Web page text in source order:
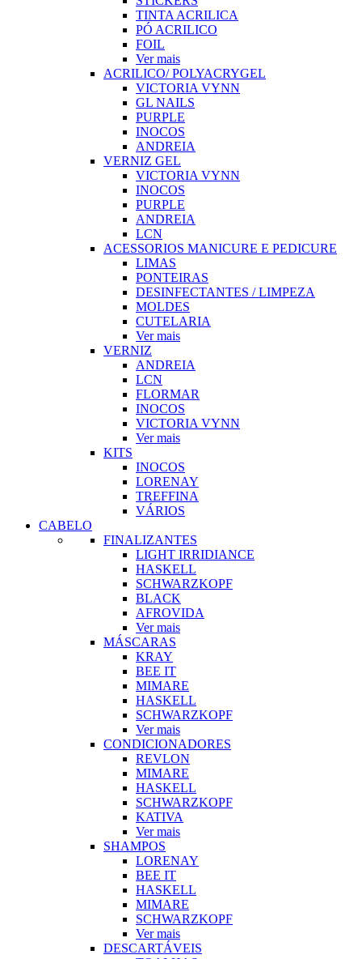
TINTA ACRILICA
PÓ ACRILICO
FOIL
Ver mais
ACRILICO/ POLYACRYGEL
VICTORIA VYNN
GL NAILS
PURPLE
INOCOS
ANDREIA
VERNIZ GEL
VICTORIA VYNN
INOCOS
PURPLE
ANDREIA
LCN
ACESSORIOS MANICURE E PEDICURE
LIMAS
PONTEIRAS
DESINFECTANTES / LIMPEZA
MOLDES
CUTELARIA
Ver mais
VERNIZ
ANDREIA
LCN
FLORMAR
INOCOS
VICTORIA VYNN
Ver mais
KITS
INOCOS
LORENAY
TREFFINA
VÁRIOS
CABELO
FINALIZANTES
LIGHT IRRIDIANCE
HASKELL
SCHWARZKOPF
BLACK
AFROVIDA
Ver mais
MÁSCARAS
KRAY
BEE IT
MIMARE
HASKELL
SCHWARZKOPF
Ver mais
CONDICIONADORES
REVLON
MIMARE
HASKELL
SCHWARZKOPF
KATIVA
Ver mais
SHAMPOS
LORENAY
BEE IT
HASKELL
MIMARE
SCHWARZKOPF
Ver mais
DESCARTÁVEIS